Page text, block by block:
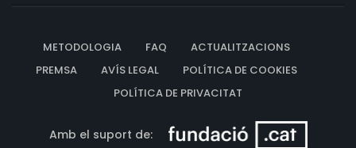
METODOLOGIA FAQ
ACTUALITZACIONS
PREMSA
AVÍS LEGAL
POLÍTICA DE COOKIES
POLÍTICA DE PRIVACITAT
Amb el suport de: